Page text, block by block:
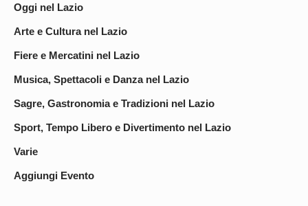
Oggi nel Lazio
Arte e Cultura nel Lazio
Fiere e Mercatini nel Lazio
Musica, Spettacoli e Danza nel Lazio
Sagre, Gastronomia e Tradizioni nel Lazio
Sport, Tempo Libero e Divertimento nel Lazio
Varie
Aggiungi Evento